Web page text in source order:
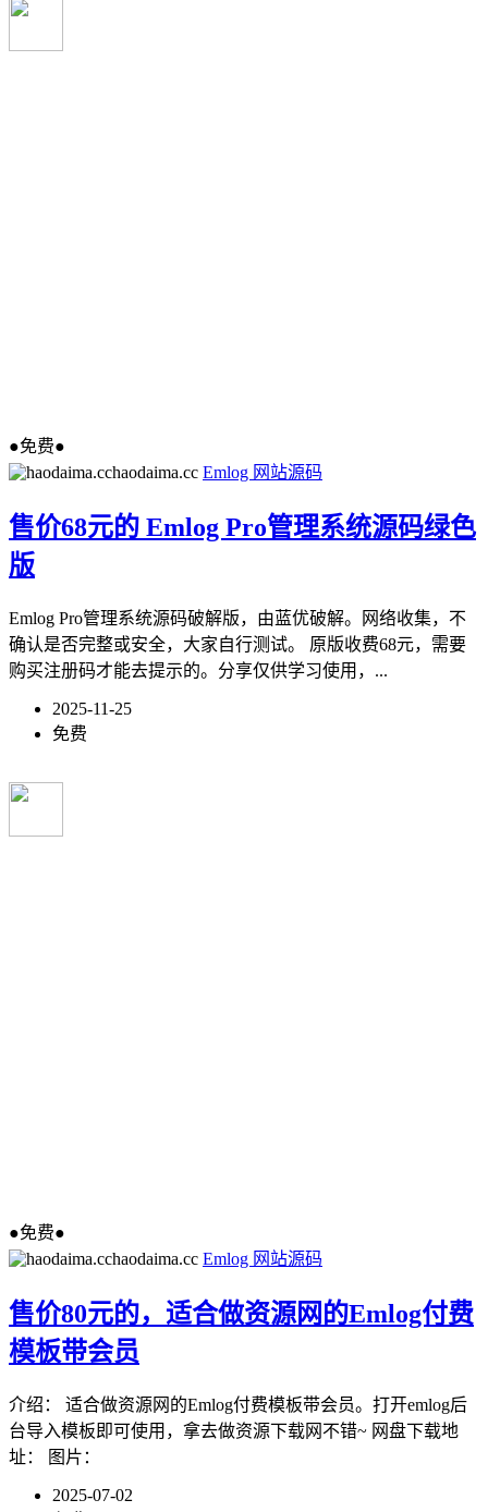
●免费●
haodaima.cc Emlog 网站源码
售价68元的 Emlog Pro管理系统源码绿色
版
Emlog Pro管理系统源码破解版，由蓝优破解。网络收集，不
确认是否完整或安全，大家自行测试。 原版收费68元，需要
购买注册码才能去提示的。分享仅供学习使用，...
2025-11-25
免费
●免费●
haodaima.cc Emlog 网站源码
售价80元的，适合做资源网的Emlog付费
模板带会员
介绍： 适合做资源网的Emlog付费模板带会员。打开emlog后
台导入模板即可使用，拿去做资源下载网不错~ 网盘下载地
址： 图片：
2025-07-02